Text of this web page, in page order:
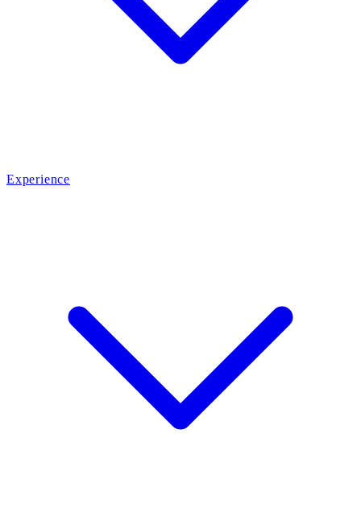
Experience